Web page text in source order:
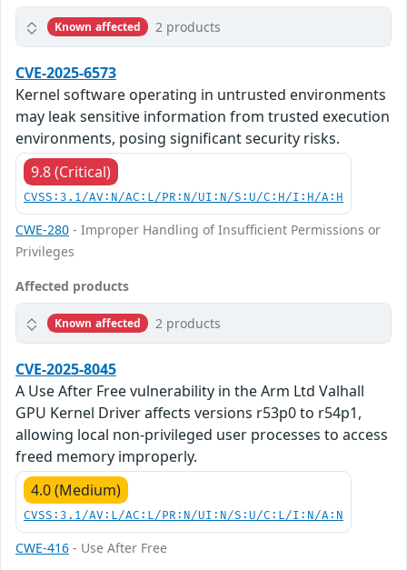
Known affected 2 products
CVE-2025-6573
Kernel software operating in untrusted environments
may leak sensitive information from trusted execution
environments, posing significant security risks.
9.8 (Critical)
CVSS:3.1/AV:N/AC:L/PR:N/UI:N/S:U/C:H/I:H/A:H
CWE-280 - Improper Handling of Insufficient Permissions or
Privileges
Affected products
Known affected 2 products
CVE-2025-8045
A Use After Free vulnerability in the Arm Ltd Valhall
GPU Kernel Driver affects versions r53p0 to r54p1,
allowing local non-privileged user processes to access
freed memory improperly.
4.0 (Medium)
CVSS:3.1/AV:L/AC:L/PR:N/UI:N/S:U/C:L/I:N/A:N
CWE-416 - Use After Free